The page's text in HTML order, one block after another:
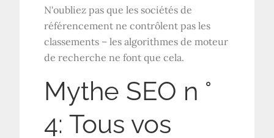
N'oubliez pas que les sociétés de
référencement ne contrôlent pas les
classements – les algorithmes de moteur
de recherche ne font que cela.
Mythe SEO n °
4: Tous vos